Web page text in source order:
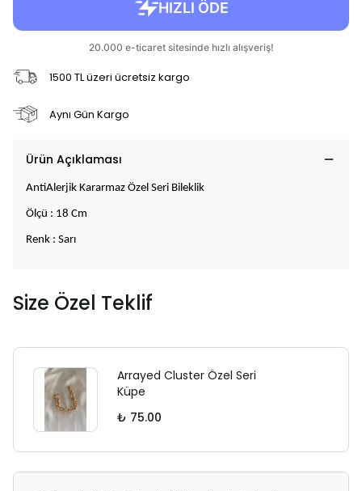
1500 TL üzeri ücretsiz kargo
Aynı Gün Kargo
Ürün Açıklaması
AntiAlerjik Kararmaz Özel Seri Bileklik
Ölçü : 18 Cm
Renk : Sarı
Size Özel Teklif
Arrayed Cluster Özel Seri
Küpe
₺ 75.00